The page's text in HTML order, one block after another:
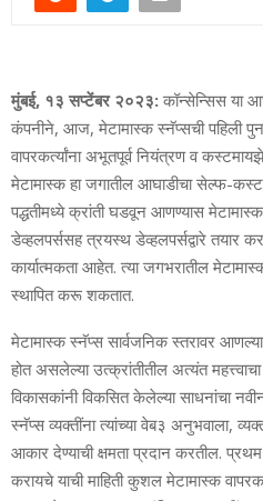
मुंबई, १३ सप्टेंबर २०२३: कॉन्सेन्सिस या
कंपनीने, आज, मेटामास्क स्नॅप्सची पहिली
वापरकर्त्यांना अभूतपूर्व नियंत्रण व
मेटामास्क हा जगातील आघाडीचा सेल्फ-
पद्धतीमध्ये क्रांती घडवून आणण्यास
डेव्हलपर्ससह त्रयस्थ डेव्हलपर्सद्वारे तयार
कार्यात्मकता आहेत. त्या जगभरातील
स्थापित करू शकतात.
मेटामास्क स्नॅप्स सार्वजनिक स्तरावर
होत असलेल्या उत्क्रांतीतील अत्यंत
विकासकांनी विकसित केलेल्या साधनांचा
स्नॅप्स व्यक्तींना त्यांच्या वेब३ अनुभवाला,
आकार देण्याची क्षमता प्रदान करतील.
करायचे याची माहिती कुशल मेटामास्क